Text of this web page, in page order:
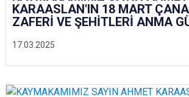
17.03.2025
KARAASLAN'IN 18 MART
ZAFERİ VE ŞEHİTLERİ ANMA